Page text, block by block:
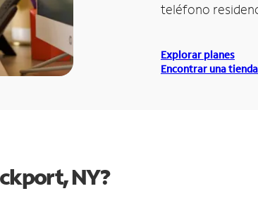
teléfono
Explorar planes
Encontrar una tienda
NY?